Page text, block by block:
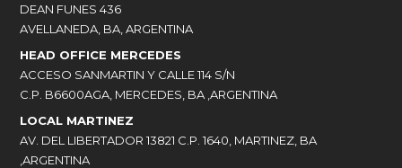
DEAN FUNES 436
AVELLANEDA, BA, ARGENTINA
HEAD OFFICE MERCEDES
ACCESO SANMARTIN Y CALLE 114 S/N
C.P. B6600AGA, MERCEDES, BA ,ARGENTINA
LOCAL MARTINEZ
AV. DEL LIBERTADOR 13821 C.P. 1640, MARTINEZ, BA
,ARGENTINA